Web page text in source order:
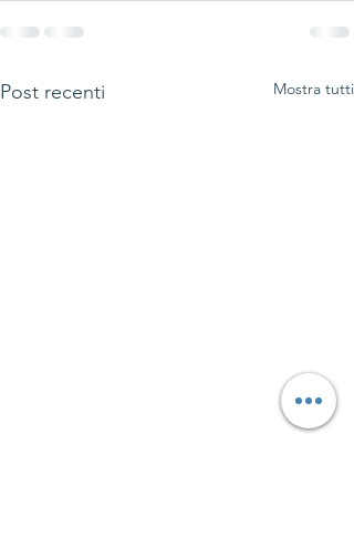
Post recenti Mostra tutti